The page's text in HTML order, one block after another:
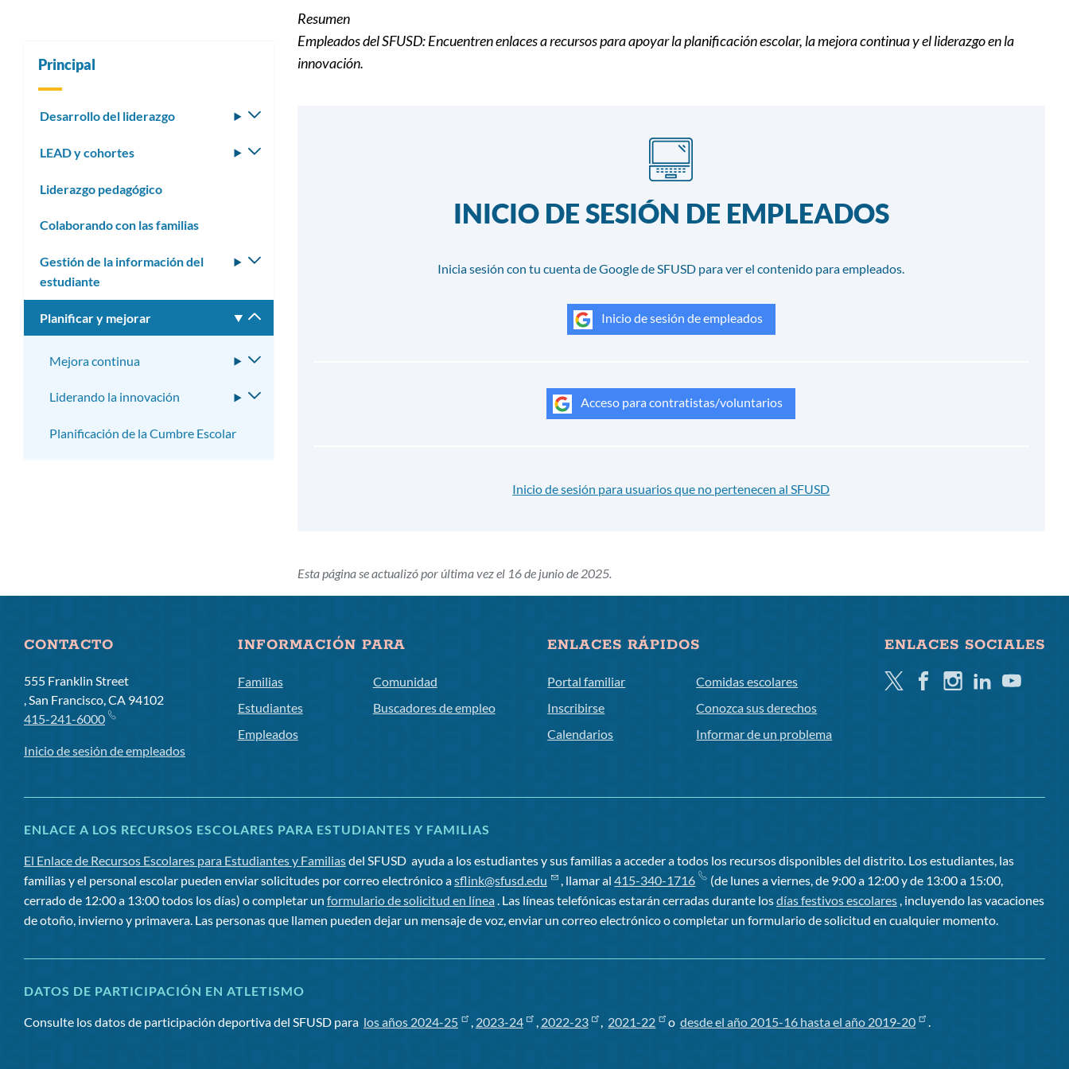
Resumen
Empleados del SFUSD: Encuentren enlaces a recursos para apoyar la planificación escolar, la mejora continua y el liderazgo en la
innovación.
INICIO DE SESIÓN DE EMPLEADOS
Inicia sesión con tu cuenta de Google de SFUSD para ver el contenido para empleados.
Inicio de sesión de empleados
Acceso para contratistas/voluntarios
Inicio de sesión para usuarios que no pertenecen al SFUSD
Esta página se actualizó por última vez el 16 de junio de 2025.
Principal
Desarrollo del liderazgo
Alternar
LEAD y cohortes
Alternar
Liderazgo pedagógico
Colaborando con las familias
Gestión de la información del
estudiante
Alternar
Planificar y mejorar
Alternar
submenú
Mejora continua
Alternar
Liderando la innovación
Alternar
Planificación de la Cumbre Escolar
CONTACTO
555 Franklin Street
, San Francisco, CA 94102
415-241-6000
Inicio de sesión de empleados
INFORMACIÓN PARA
Familias
Estudiantes
Empleados
Comunidad
Buscadores de empleo
ENLACES RÁPIDOS
Portal familiar
Inscribirse
Calendarios
Comidas escolares
Conozca sus derechos
Informar de un problema
ENLACES SOCIALES
GorjeoFacebookInstagramLinkedInYouTube
ENLACE A LOS RECURSOS ESCOLARES PARA ESTUDIANTES Y FAMILIAS
El Enlace de Recursos Escolares para Estudiantes y Familiasdel SFUSD ayuda a los estudiantes y sus familias a acceder a todos los recursos disponibles del distrito. Los estudiantes, las
familias y el personal escolar pueden enviar solicitudes por correo electrónico asflink@sfusd.edu , llamar al415-340-1716
(de lunes a viernes, de 9:00 a 12:00 y de 13:00 a 15:00,
cerrado de 12:00 a 13:00 todos los días) o completar un formulario de solicitud en línea. Las líneas telefónicas estarán cerradas durante losdías festivos escolares , incluyendo las vacaciones
de otoño, invierno y primavera. Las personas que llamen pueden dejar un mensaje de voz, enviar un correo electrónico o completar un formulario de solicitud en cualquier momento.
DATOS DE PARTICIPACIÓN EN ATLETISMO
Consulte los datos de participación deportiva del SFUSD para los años 2024-25 , 2023-24 , 2022-23 , 2021-22 odesde el año 2015-16 hasta el año 2019-20 .